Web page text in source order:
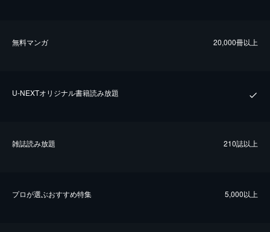
無料マンガ 20,000冊以上
U-NEXTオリジナル書籍読み放題
雑誌読み放題 210誌以上
プロが選ぶおすすめ特集 5,000以上